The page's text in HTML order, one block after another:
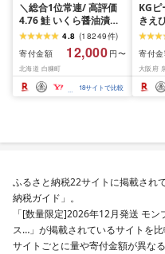
＼総合1位常連/ 高評価
4.76 鮭 いくら醤油漬け
ふるさと納税 いくら
200g / 400g / 800g /
1.6kg / 2.4kg 200g パッ
ク[選べる容量] 醤油漬け
海鮮 イクラ 小分け ふる
さと ランキング 人気 ギ
4.8 (18249件)
寄付金額
12,000 円〜
北海道 白糠町
18サイトで比較
KG
きえ
ズ
結 下
揃い
寄付
大阪府
ふるさと納税22サイトに掲載され
納税ガイド」。
「[数量限定]2026年12月発送 モ
ス…」が掲載されているサイトを比
サイトごとに量や寄付金額が異な